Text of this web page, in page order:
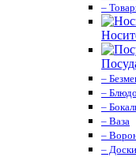
–
–
– Блюдо
–
– Ваза
–
–